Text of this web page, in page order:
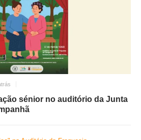
sénior no auditório da Junta